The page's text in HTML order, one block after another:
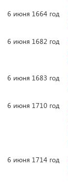
6 июня 1664 год
6 июня 1682 год
6 июня 1683 год
6 июня 1710 год
6 июня 1714 год